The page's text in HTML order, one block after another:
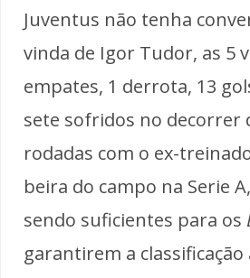
Juventus não tenha
vinda de Igor Tudor, as 5
empates, 1 derrota, 13
sete sofridos no decorrer
rodadas com o ex-
beira do campo na Serie
sendo suficientes para os
garantirem a